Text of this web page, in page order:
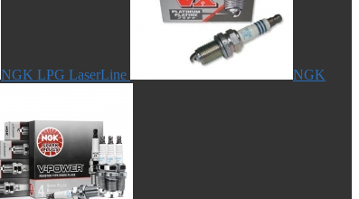
NGK LPG LaserLine NGK